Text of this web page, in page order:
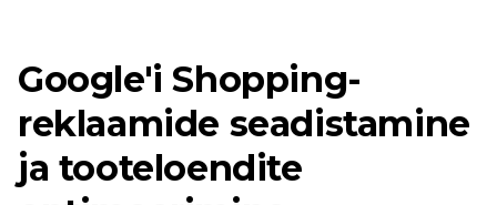
Google'i Shopping-
reklaamide seadistamine
ja tooteloendite